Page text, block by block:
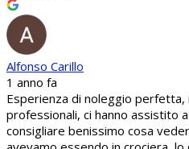
Alfonso Carillo
1 anno fa
Esperienza di noleggio
professionali, ci hanno assistito
consigliare benissimo cosa